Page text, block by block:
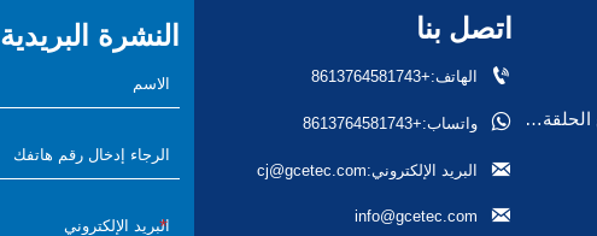
صمام الأسطوانة الفولاذية مع الحلقة/السدادة
اتصل بنا
 الهاتف:+8613764581743
 واتساب:+8613764581743
 البريد الإلكتروني:cj@gcetec.com

info@gcetec.com
النشرة البريدية